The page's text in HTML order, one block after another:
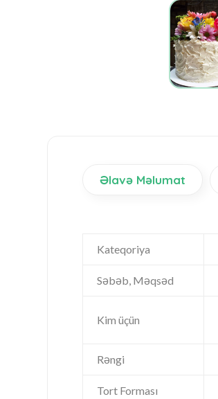
Əlavə Məlumat
Kateqoriya
Səbəb, Məqsəd
Kim üçün
Rəngi
Tort Forması